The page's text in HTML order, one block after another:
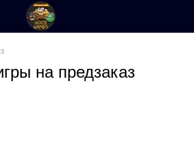
на предзаказ